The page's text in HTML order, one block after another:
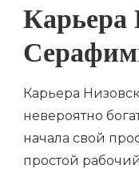
Карьера
Карьера
невероятно
начала свой
простой